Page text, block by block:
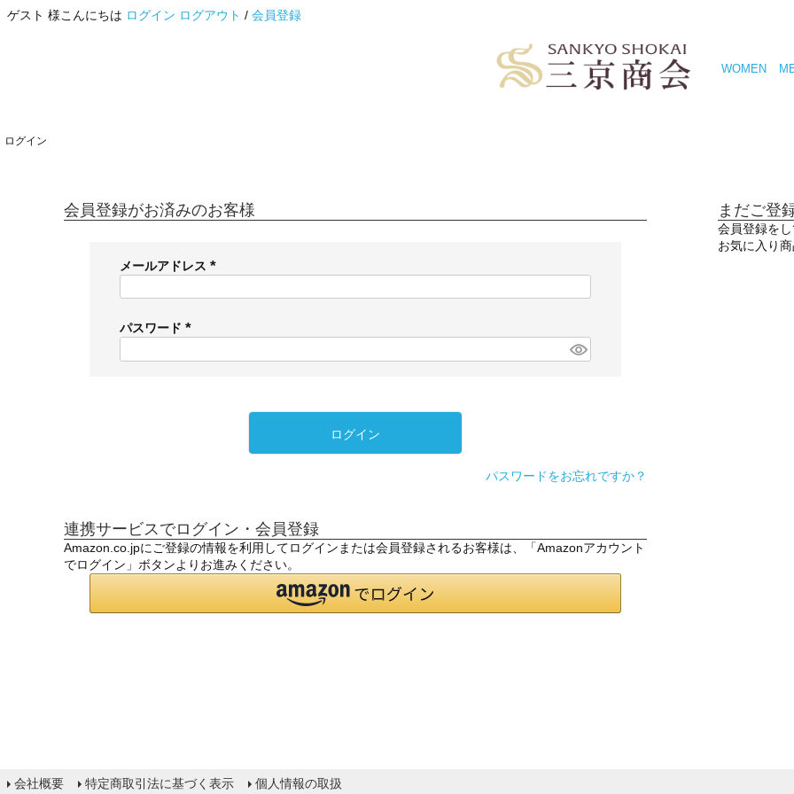
ゲスト 様こんにちは ログイン ログアウト / 会員登録
WOMEN
ログイン
会員登録がお済みのお客様
メールアドレス
必
)
パスワード
必
ログイン
パスワードをお忘れですか？
連携サービスでログイン・会員登録
Amazon.co.jpにご登録の情報を利用してログインまたは会員登録されるお客様は、「Amazonアカウント
でログイン」ボタンよりお進みください。
まだご登
会員登録を
お気に入り
会社概要 特定商取引法に基づく表示 個人情報の取扱